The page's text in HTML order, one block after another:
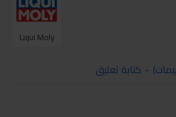
Liqui Moly
- كتابة تعليق